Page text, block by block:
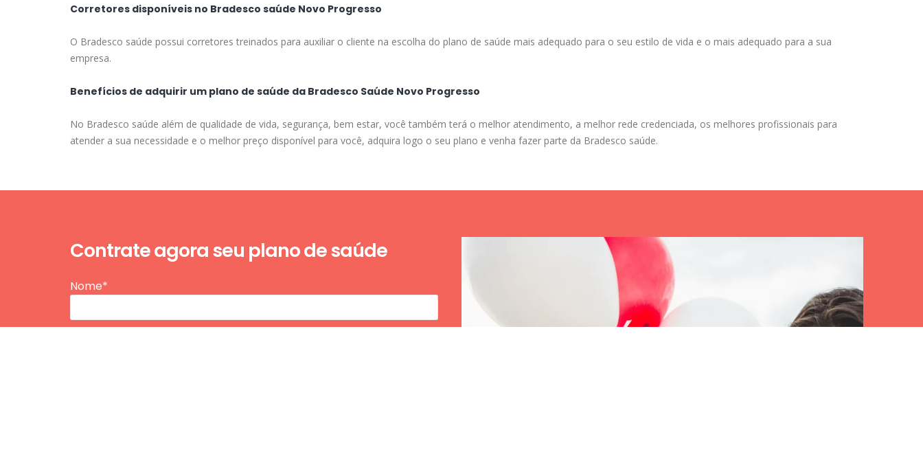
Corretores disponíveis no Bradesco saúde Novo Progresso
O Bradesco saúde possui corretores treinados para auxiliar o cliente na escolha do plano de saúde mais adequado para o seu estilo de vida e o mais adequado para a sua
empresa.
Benefícios de adquirir um plano de saúde da Bradesco Saúde Novo Progresso
No Bradesco saúde além de qualidade de vida, segurança, bem estar, você também terá o melhor atendimento, a melhor rede credenciada, os melhores profissionais para
atender a sua necessidade e o melhor preço disponível para você, adquira logo o seu plano e venha fazer parte da Bradesco saúde.
Contrate agora seu plano de saúde
Nome*